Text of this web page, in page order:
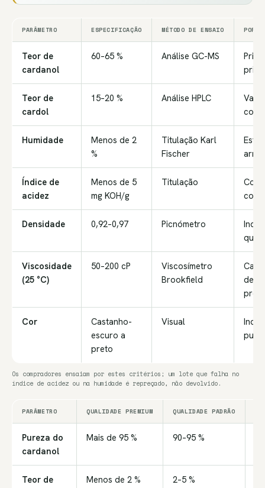
PARÂMETRO ESPECIFICAÇÃO MÉTODO DE ENSAIO
Teor de
cardanol
60–65 % Análise GC-MS
Teor de
cardol
15–20 % Análise HPLC
Humidade
Menos de 2
%
Titulação Karl
Fischer
Índice de
acidez
Menos de 5
mg KOH/g
Titulação
com
Densidade 0,92–0,97 Picnómetro
Viscosidade
(25 °C)
50–200 cP
Viscosímetro
Brookfield
de
Cor
Castanho-
escuro a
preto
Visual
Os compradores ensaiam por estes critérios; um lote que falha no
índice de acidez ou na humidade é repreçado, não devolvido.
PARÂMETRO QUALIDADE PREMIUM QUALIDADE PADRÃO
Pureza do
cardanol
Mais de 95 % 90–95 %
Teor de
Menos de 2 % 2–5 %